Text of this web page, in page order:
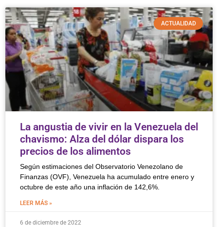
ACTUALIDAD
La angustia de vivir en la Venezuela del
chavismo: Alza del dólar dispara los
precios de los alimentos
Según estimaciones del Observatorio Venezolano de
Finanzas (OVF), Venezuela ha acumulado entre enero y
octubre de este año una inflación de 142,6%.
LEER MÁS »
6 de diciembre de 2022